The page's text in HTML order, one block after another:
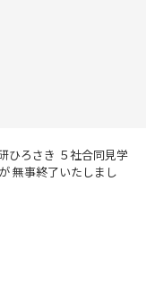
ひろさき ５社合同見学
無事終了いたしまし